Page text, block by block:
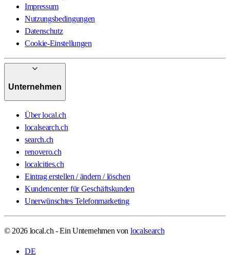
Impressum
Nutzungsbedingungen
Datenschutz
Cookie-Einstellungen
Unternehmen
Über local.ch
localsearch.ch
search.ch
renovero.ch
localcities.ch
Eintrag erstellen / ändern / löschen
Kundencenter für Geschäftskunden
Unerwünschtes Telefonmarketing
© 2026 local.ch - Ein Unternehmen von localsearch
DE